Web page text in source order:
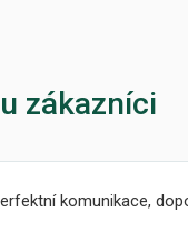
zákazníci
komunikace,